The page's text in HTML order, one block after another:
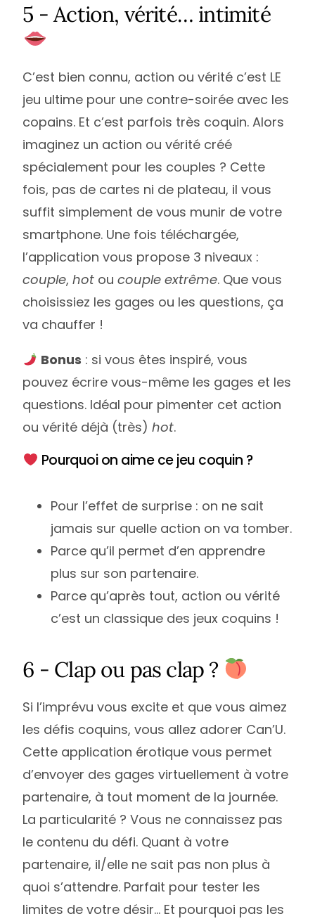
5 - Action, vérité… intimité
C’est bien connu, action ou vérité c’est LE
jeu ultime pour une contre-soirée avec les
copains. Et c’est parfois très coquin. Alors
imaginez un action ou vérité créé
spécialement pour les couples ? Cette
fois, pas de cartes ni de plateau, il vous
suffit simplement de vous munir de votre
smartphone. Une fois téléchargée,
l’application vous propose 3 niveaux :
couple,hot oucouple extrême. Que vous
choisissiez les gages ou les questions, ça
va chauffer !
Bonus : si vous êtes inspiré, vous
pouvez écrire vous-même les gages et les
questions. Idéal pour pimenter cet action
ou vérité déjà (très)hot.
Pourquoi on aime ce jeu coquin ?
Pour l’effet de surprise : on ne sait
jamais sur quelle action on va tomber.
Parce qu’il permet d’en apprendre
plus sur son partenaire.
Parce qu’après tout, action ou vérité
c’est un classique des jeux coquins !
6 - Clap ou pas clap ?
Si l’imprévu vous excite et que vous aimez
les défis coquins, vous allez adorer Can’U.
Cette application érotique vous permet
d’envoyer des gages virtuellement à votre
partenaire, à tout moment de la journée.
La particularité ? Vous ne connaissez pas
le contenu du défi. Quant à votre
partenaire, il/elle ne sait pas non plus à
quoi s’attendre. Parfait pour tester les
limites de votre désir… Et pourquoi pas les